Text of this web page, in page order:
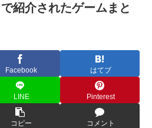
紹介されたゲームまと
Facebook はてブ
LINE Pinterest
コピー コメント